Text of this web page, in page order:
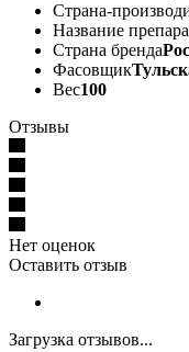
Страна-
Название
Страна бренда
Фасовщик
Вес100
Отзывы
Нет оценок
Оставить отзыв
Загрузка отзывов...